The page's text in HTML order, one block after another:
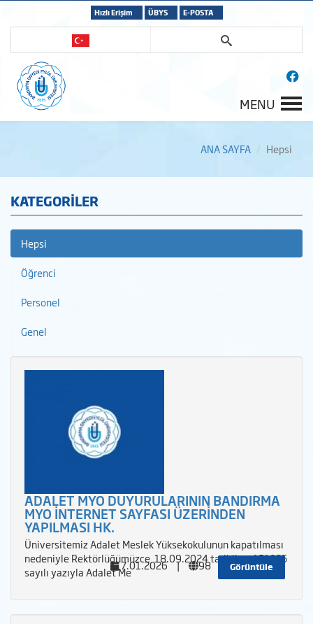
Hızlı Erişim ÜBYS E-POSTA
MENU
ANA SAYFA Hepsi
KATEGORİLER
Hepsi
Öğrenci
Personel
Genel
ADALET MYO DUYURULARININ BANDIRMA
MYO İNTERNET SAYFASI ÜZERİNDEN
YAPILMASI HK.
Üniversitemiz Adalet Meslek Yüksekokulunun kapatılması
nedeniyle Rektörlüğümüzce 18.09.2024 tarihli ve 151925
sayılı yazıyla Adalet Me
Görüntüle
7.01.2026 | 98